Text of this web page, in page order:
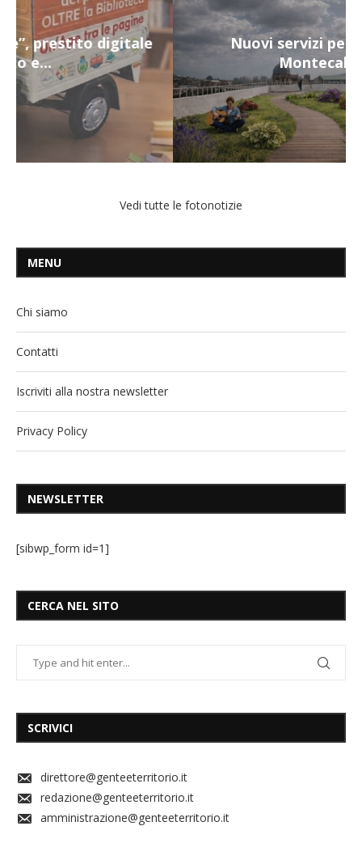
Nuovi servizi per i più fragili a
Montecalvario...
Vedi tutte le fotonotizie
MENU
Chi siamo
Contatti
Iscriviti alla nostra newsletter
Privacy Policy
NEWSLETTER
[sibwp_form id=1]
CERCA NEL SITO
SCRIVICI
direttore@genteeterritorio.it
redazione@genteeterritorio.it
amministrazione@genteeterritorio.it